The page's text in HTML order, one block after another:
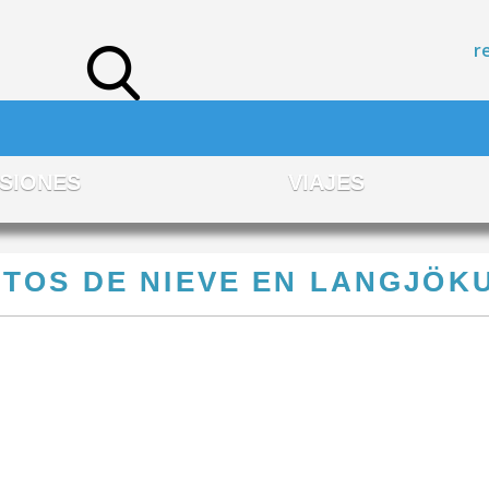
VIAJES
DE NIEVE EN